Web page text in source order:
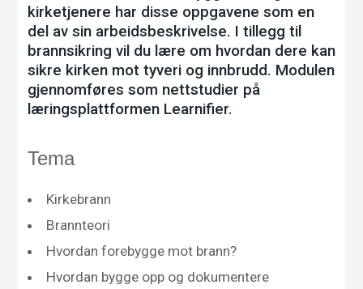
kirketjenere har disse oppgavene som en
del av sin arbeidsbeskrivelse. I tillegg til
brannsikring vil du lære om hvordan dere kan
sikre kirken mot tyveri og innbrudd. Modulen
gjennomføres som nettstudier på
læringsplattformen Learnifier.
Tema
Kirkebrann
Brannteori
Hvordan forebygge mot brann?
Hvordan bygge opp og dokumentere